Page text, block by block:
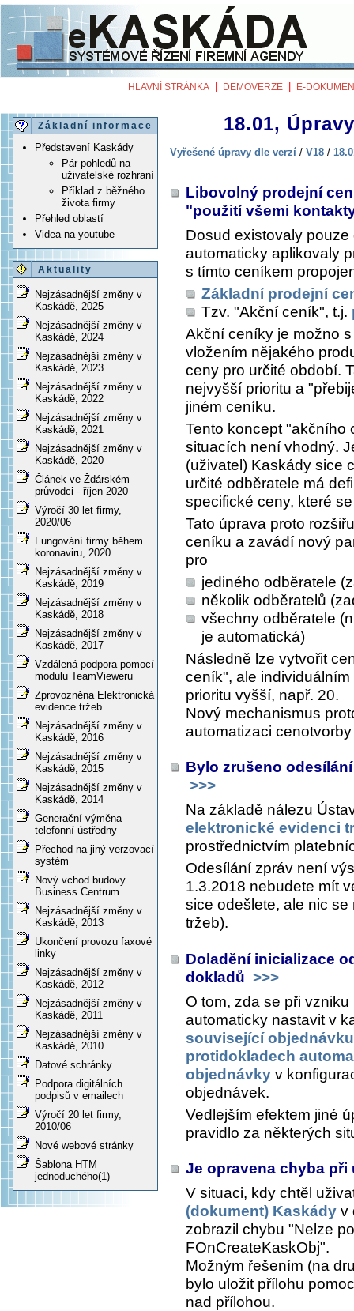
HLAVNÍ STRÁNKA DEMOVERZE E-
Základní informace
Představení Kaskády
Pár pohledů na
uživatelské rozhraní
Příklad z běžného
života firmy
Přehled oblastí
Videa na youtube
Aktuality
Nejzásadnější změny v
Kaskádě, 2025
Nejzásadnější změny v
Kaskádě, 2024
Nejzásadnější změny v
Kaskádě, 2023
Nejzásadnější změny v
Kaskádě, 2022
Nejzásadnější změny v
Kaskádě, 2021
Nejzásadnější změny v
Kaskádě, 2020
Článek ve Ždárském
průvodci - říjen 2020
Výročí 30 let firmy,
2020/06
Fungování firmy během
koronaviru, 2020
Nejzásadnější změny v
Kaskádě, 2019
Nejzásadnější změny v
Kaskádě, 2018
Nejzásadnější změny v
Kaskádě, 2017
Vzdálená podpora pomocí
modulu TeamVieweru
Zprovozněna Elektronická
evidence tržeb
Nejzásadnější změny v
Kaskádě, 2016
Nejzásadnější změny v
Kaskádě, 2015
Nejzásadnější změny v
Kaskádě, 2014
Generační výměna
telefonní ústředny
Přechod na jiný verzovací
systém
Nový vchod budovy
Business Centrum
Nejzásadnější změny v
Kaskádě, 2013
Ukončení provozu faxové
linky
Nejzásadnější změny v
Kaskádě, 2012
Nejzásadnější změny v
Kaskádě, 2011
Nejzásadnější změny v
Kaskádě, 2010
Datové schránky
Podpora digitálních
podpisů v emailech
Výročí 20 let firmy,
2010/06
Nové webové stránky
Šablona HTM
jednoduchého(1)
18.01,
Vyřešené úpravy dle verzí / V18 /
Libovolný prodejní
"použití všemi
Dosud existovaly
automaticky aplikovaly
s tímto ceníkem
Základní prodejní
Tzv. "Akční ceník", t.j.
Akční ceníky je možno
vložením nějakého
ceny pro určité období.
nejvyšší prioritu a
jiném ceníku.
Tento koncept "akčního
situacích není vhodný.
(uživatel) Kaskády sice
určité odběratele má
specifické ceny, které
Tato úprava proto
ceníku a zavádí nový
pro
jediného odběratele
několik odběratelů
všechny odběratele
je automatická)
Následně lze vytvořit
ceník", ale
prioritu vyšší, např. 20.
Nový mechanismus
automatizaci
Bylo zrušeno
>>>
Na základě nálezu
elektronické evidenci
prostřednictvím
Odesílání zpráv není
1.3.2018 nebudete mít
sice odešlete, ale nic
tržeb).
Doladění inicializace
dokladů >>>
O tom, zda se při
automaticky nastavit v
související objednávku
protidokladech
objednávky v
objednávek.
Vedlejším efektem jiné
pravidlo za některých
Je opravena chyba
V situaci, kdy chtěl
(dokument) Kaskády v
zobrazil chybu "Nelze
FOnCreateKaskObj".
Možným řešením (na
bylo uložit přílohu
nad přílohou.